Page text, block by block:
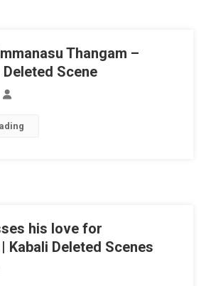
Thangam –
Deleted Scene
his love for
Kabali Deleted Scenes